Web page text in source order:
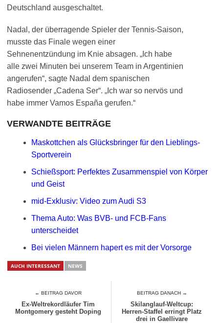
Deutschland ausgeschaltet.
Nadal, der überragende Spieler der Tennis-Saison,
musste das Finale wegen einer
Sehnenentzündung im Knie absagen. „Ich habe
alle zwei Minuten bei unserem Team in Argentinien
angerufen“, sagte Nadal dem spanischen
Radiosender „Cadena Ser“. „Ich war so nervös und
habe immer Vamos España gerufen.“
VERWANDTE BEITRÄGE
Maskottchen als Glücksbringer für den Lieblings-
Sportverein
Schießsport: Perfektes Zusammenspiel von Körper
und Geist
mid-Exklusiv: Video zum Audi S3
Thema Auto: Was BVB- und FCB-Fans
unterscheidet
Bei vielen Männern hapert es mit der Vorsorge
AUCH INTERESSANT NEWS
← BEITRAG DAVOR
Ex-Weltrekordläufer Tim
Montgomery gesteht Doping
BEITRAG DANACH →
Skilanglauf-Weltcup:
Herren-Staffel erringt Platz
drei in Gaellivare